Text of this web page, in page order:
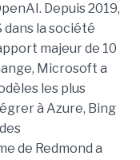
Depuis 2019,
dans la société
majeur de 10
Microsoft a
les plus
à Azure, Bing
de Redmond a